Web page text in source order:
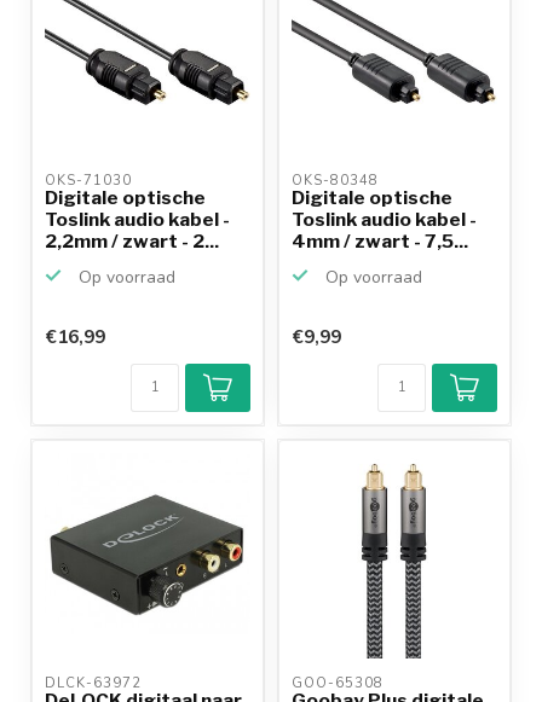
OKS-71030
Digitale optische
Toslink audio kabel -
2,2mm / zwart - 2...
Op voorraad
€16,99
OKS-80348
Digitale optische
Toslink audio kabel -
4mm / zwart - 7,5...
Op voorraad
€9,99
DLCK-63972 GOO-65308